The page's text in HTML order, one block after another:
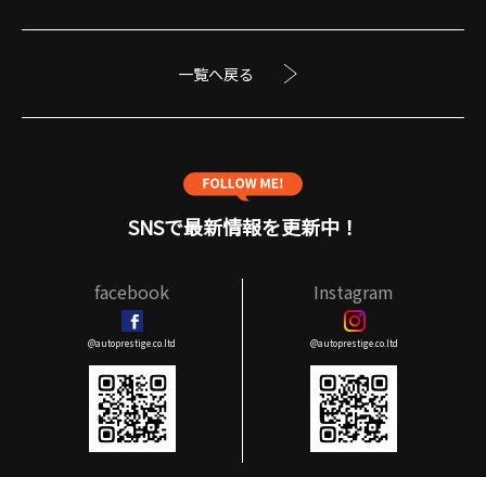
一覧へ戻る
SNSで最新情報を更新中！
facebook
@autoprestige.co.ltd
Instagram
@autoprestige.co.ltd